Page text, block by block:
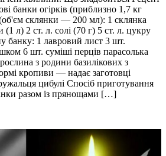
банки огірків (приблизно 1,7 кг
склянки — 200 мл): 1 склянка
л) 2 ст. л. солі (70 г) 5 ст. л. цукру
банку: 1 лавровий лист 3 шт.
6 шт. суміші перців парасолька
з родини базилікових з
кропиви — надає заготовці
цибулі Спосіб приготування
разом із прянощами […]